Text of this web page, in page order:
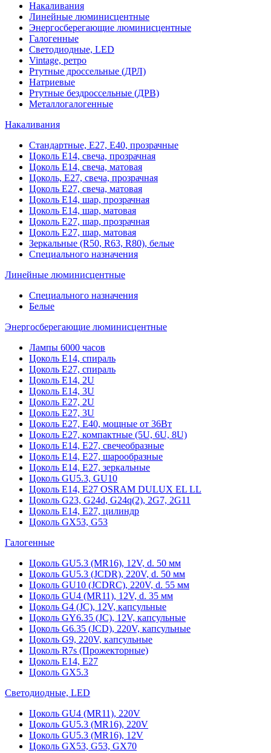
Накаливания
Линейные люминисцентные
Энергосберегающие люминисцентные
Галогенные
Светодиодные, LED
Vintage, ретро
Ртутные дроссельные (ДРЛ)
Натриевые
Ртутные бездроссельные (ДРВ)
Металлогалогенные
Накаливания
Стандартные, Е27, Е40, прозрачные
Цоколь Е14, свеча, прозрачная
Цоколь Е14, свеча, матовая
Цоколь, Е27, свеча, прозрачная
Цоколь Е27, свеча, матовая
Цоколь Е14, шар, прозрачная
Цоколь Е14, шар, матовая
Цоколь Е27, шар, прозрачная
Цоколь Е27, шар, матовая
Зеркальные (R50, R63, R80), белые
Специального назначения
Линейные люминисцентные
Специального назначения
Белые
Энергосберегающие люминисцентные
Лампы 6000 часов
Цоколь Е14, спираль
Цоколь Е27, спираль
Цоколь Е14, 2U
Цоколь Е14, 3U
Цоколь Е27, 2U
Цоколь Е27, 3U
Цоколь Е27, Е40, мощные от 36Вт
Цоколь Е27, компактные (5U, 6U, 8U)
Цоколь Е14, Е27, свечеобразные
Цоколь Е14, Е27, шарообразные
Цоколь Е14, Е27, зеркальные
Цоколь GU5.3, GU10
Цоколь Е14, Е27 OSRAM DULUX EL LL
Цоколь G23, G24d, G24q(2), 2G7, 2G11
Цоколь Е14, Е27, цилиндр
Цоколь GX53, G53
Галогенные
Цоколь GU5.3 (MR16), 12V, d. 50 мм
Цоколь GU5.3 (JCDR), 220V, d. 50 мм
Цоколь GU10 (JCDRC), 220V, d. 55 мм
Цоколь GU4 (MR11), 12V, d. 35 мм
Цоколь G4 (JC), 12V, капсульные
Цоколь GY6.35 (JC), 12V, капсульные
Цоколь G6.35 (JCD), 220V, капсульные
Цоколь G9, 220V, капсульные
Цоколь R7s (Прожекторные)
Цоколь E14, E27
Цоколь GX5.3
Светодиодные, LED
Цоколь GU4 (MR11), 220V
Цоколь GU5.3 (MR16), 220V
Цоколь GU5.3 (MR16), 12V
Цоколь GX53, G53, GX70